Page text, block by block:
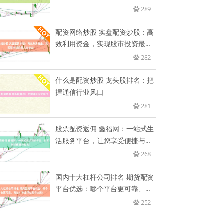
289
配资网络炒股 实盘配资炒股：高
效利用资金，实现股市投资最大
282
什么是配资炒股 龙头股排名：把
握通信行业风口
281
股票配资返佣 鑫福网：一站式生
活服务平台，让您享受便捷与福
268
国内十大杠杆公司排名 期货配资
平台优选：哪个平台更可靠、高
252